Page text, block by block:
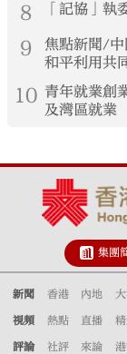
8 「記協」執
9
焦點新聞/中
和平利用共
10 青年就業創
及灣區就業
集團
新聞 香港 內地
視頻 熱點 直播
評論 社評 來論